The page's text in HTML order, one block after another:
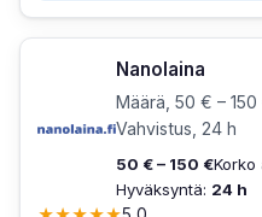
Nanolaina
Määrä, 50 € –
Vahvistus, 24 h
50 € – 150 €Korko
Hyväksyntä: 24 h